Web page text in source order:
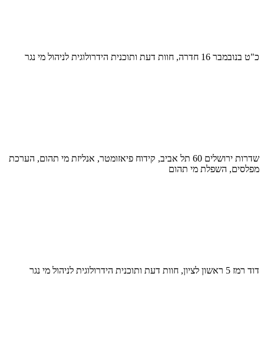
כ"ט בנובמבר 16 חדרה, חוות דעת ותוכנית הידרולוגית לניהול מי נגר
שדרות ירושלים 60 תל אביב, קידוח פיאזומטר, אנליזת מי תהום, הערכת
מפלסים, השפלת מי תהום
דוד רמז 5 ראשון לציון, חוות דעת ותוכנית הידרולוגית לניהול מי נגר